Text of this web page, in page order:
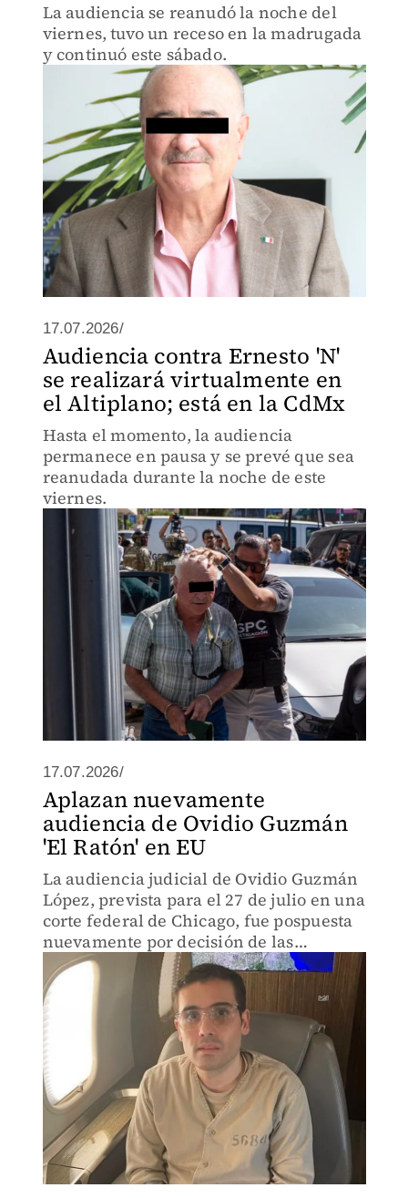
La audiencia se reanudó la noche del
viernes, tuvo un receso en la madrugada
y continuó este sábado.
17.07.2026/
Audiencia contra Ernesto 'N'
se realizará virtualmente en
el Altiplano; está en la CdMx
Hasta el momento, la audiencia
permanece en pausa y se prevé que sea
reanudada durante la noche de este
viernes.
17.07.2026/
Aplazan nuevamente
audiencia de Ovidio Guzmán
'El Ratón' en EU
La audiencia judicial de Ovidio Guzmán
López, prevista para el 27 de julio en una
corte federal de Chicago, fue pospuesta
nuevamente por decisión de las
autoridades estadunidenses.